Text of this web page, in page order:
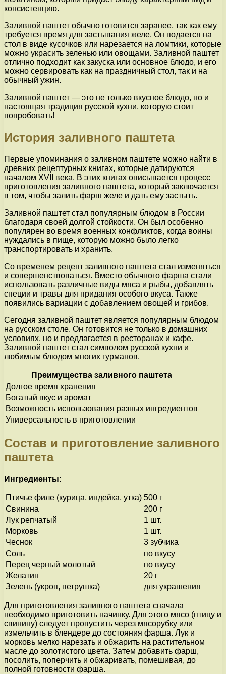
консистенцию.
Заливной паштет обычно готовится заранее, так как ему
требуется время для застывания желе. Он подается на
стол в виде кусочков или нарезается на ломтики, которые
можно украсить зеленью или овощами. Заливной паштет
отлично подходит как закуска или основное блюдо, и его
можно сервировать как на праздничный стол, так и на
обычный ужин.
Заливной паштет — это не только вкусное блюдо, но и
настоящая традиция русской кухни, которую стоит
попробовать!
История заливного паштета
Первые упоминания о заливном паштете можно найти в
древних рецептурных книгах, которые датируются
началом XVII века. В этих книгах описывается процесс
приготовления заливного паштета, который заключается
в том, чтобы залить фарш желе и дать ему застыть.
Заливной паштет стал популярным блюдом в России
благодаря своей долгой стойкости. Он был особенно
популярен во время военных конфликтов, когда воины
нуждались в пище, которую можно было легко
транспортировать и хранить.
Со временем рецепт заливного паштета стал изменяться
и совершенствоваться. Вместо обычного фарша стали
использовать различные виды мяса и рыбы, добавлять
специи и травы для придания особого вкуса. Также
появились вариации с добавлением овощей и грибов.
Сегодня заливной паштет является популярным блюдом
на русском столе. Он готовится не только в домашних
условиях, но и предлагается в ресторанах и кафе.
Заливной паштет стал символом русской кухни и
любимым блюдом многих гурманов.
Преимущества заливного паштета
Долгое время хранения
Богатый вкус и аромат
Возможность использования разных ингредиентов
Универсальность в приготовлении
Состав и приготовление заливного
паштета
Ингредиенты:
Птичье филе (курица, индейка, утка) 500 г
Свинина
200 г
Лук репчатый
1 шт.
Морковь
1 шт.
Чеснок
3 зубчика
Соль
по вкусу
Перец черный молотый
по вкусу
Желатин
20 г
Зелень (укроп, петрушка)
для украшения
Для приготовления заливного паштета сначала
необходимо приготовить начинку. Для этого мясо (птицу и
свинину) следует пропустить через мясорубку или
измельчить в блендере до состояния фарша. Лук и
морковь мелко нарезать и обжарить на растительном
масле до золотистого цвета. Затем добавить фарш,
посолить, поперчить и обжаривать, помешивая, до
полной готовности фарша.